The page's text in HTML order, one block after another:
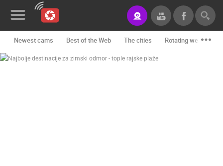
News&Blog
Newest cams Best of the Web The cities Rotating webcams -